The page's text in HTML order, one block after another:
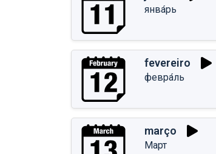
янва́рь
fevereiro
февра́ль
março
Март